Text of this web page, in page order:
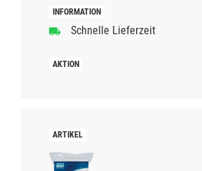
Schnelle Lieferzeit